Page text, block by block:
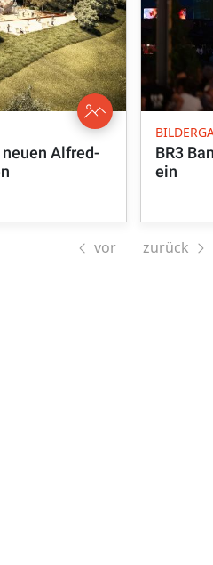
Alfred-
BR3
ein
vor zurück